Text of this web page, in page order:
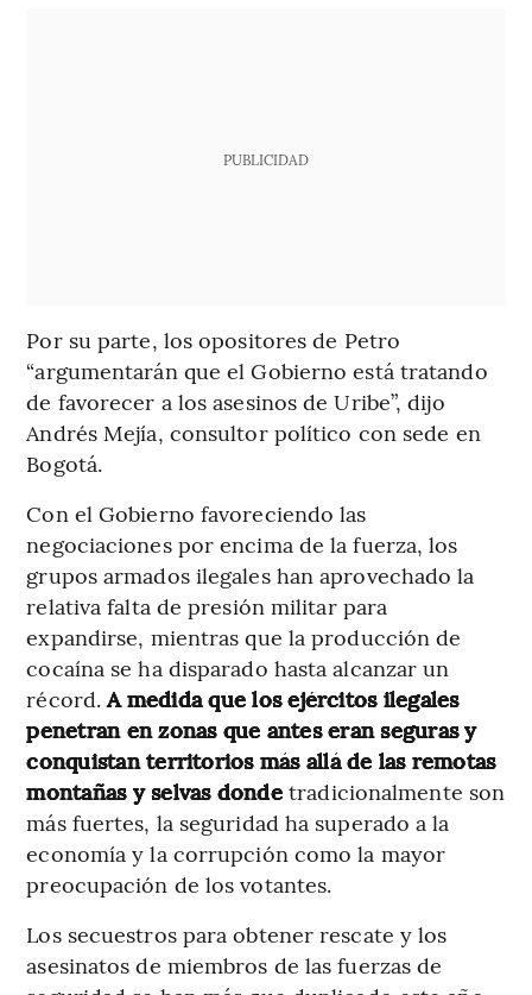
PUBLICIDAD
Por su parte, los opositores de Petro
“argumentarán que el Gobierno está tratando
de favorecer a los asesinos de Uribe”, dijo
Andrés Mejía, consultor político con sede en
Bogotá.
Con el Gobierno favoreciendo las
negociaciones por encima de la fuerza, los
grupos armados ilegales han aprovechado la
relativa falta de presión militar para
expandirse, mientras que la producción de
cocaína se ha disparado hasta alcanzar un
récord.A medida que los ejércitos ilegales
penetran en zonas que antes eran seguras y
conquistan territorios más allá de las remotas
montañas y selvas dondetradicionalmente son
más fuertes, la seguridad ha superado a la
economía y la corrupción como la mayor
preocupación de los votantes.
Los secuestros para obtener rescate y los
asesinatos de miembros de las fuerzas de